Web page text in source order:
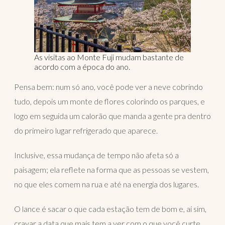
As visitas ao Monte Fuji mudam bastante de
acordo com a época do ano.
Pensa bem: num só ano, você pode ver a neve cobrindo
tudo, depois um monte de flores colorindo os parques, e
logo em seguida um calorão que manda a gente pra dentro
do primeiro lugar refrigerado que aparece.
Inclusive, essa mudança de tempo não afeta só a
paisagem; ela reflete na forma que as pessoas se vestem,
no que eles comem na rua e até na energia dos lugares.
O lance é sacar o que cada estação tem de bom e, aí sim,